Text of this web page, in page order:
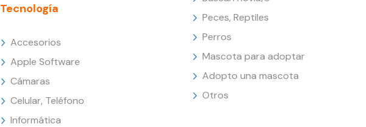
Tecnología
Accesorios
Apple Software
Cámaras
Celular, Teléfono
Informática
Peces, Reptiles
Perros
Mascota para adoptar
Adopto una mascota
Otros